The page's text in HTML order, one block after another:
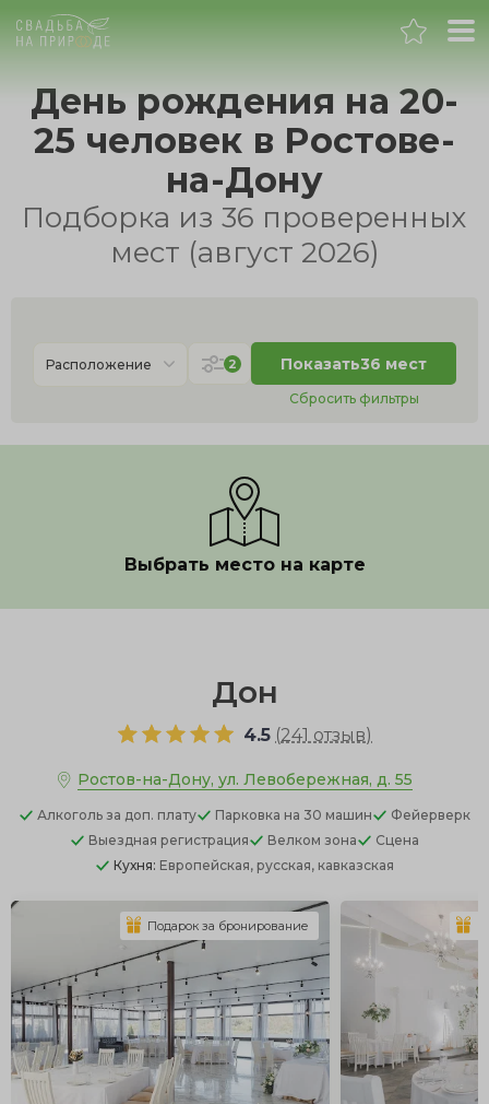
Ростов-на-Дону
Свадьба
День рождения на 20-
25 человек в Ростове-
на-Дону
Подборка из 36 проверенных
мест (август 2026)
Расположение 2 Показать36 мест
Сбросить фильтры
Выбрать место на карте
Дон
4.5 (241 отзыв)
Ростов-на-Дону, ул. Левобережная, д. 55
Алкоголь за доп. плату Парковка на 30 машин
Фейерверк
Выездная регистрация
Велком зона
Сцена
Кухня: Европейская, русская, кавказская
Подарок за бронирование